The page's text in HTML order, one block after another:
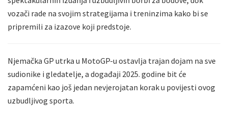
vozači rade na svojim strategijama i treninzima kako bi se
pripremili za izazove koji predstoje.
Njemačka GP utrka u MotoGP-u ostavlja trajan dojam na sve
sudionike i gledatelje, a događaji 2025. godine bit će
zapamćeni kao još jedan nevjerojatan korak u povijesti ovog
uzbudljivog sporta.